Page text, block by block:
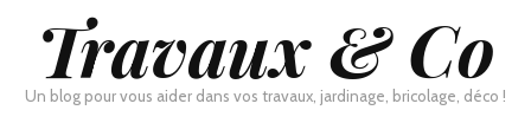
Travaux & Co
Un blog pour vous aider dans vos travaux, jardinage, bricolage, déco !